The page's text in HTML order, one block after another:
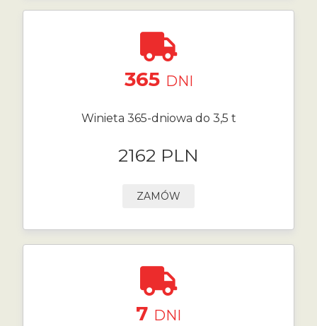
365 DNI
Winieta 365-dniowa do 3,5 t
2162 PLN
ZAMÓW
7 DNI